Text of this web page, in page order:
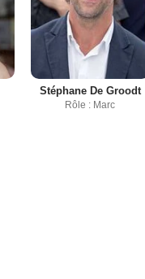
Stéphane De Groodt
Rôle : Marc